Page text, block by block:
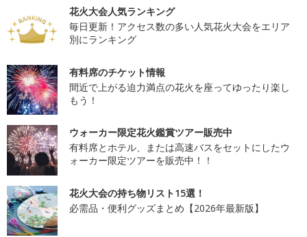
花火大会人気ランキング
毎日更新！アクセス数の多い人気花火大会をエリア
別にランキング
有料席のチケット情報
間近で上がる迫力満点の花火を座ってゆったり楽し
もう！
ウォーカー限定花火鑑賞ツアー販売中
有料席とホテル、または高速バスをセットにしたウ
ォーカー限定ツアーを販売中！！
花火大会の持ち物リスト15選！
必需品・便利グッズまとめ【2026年最新版】